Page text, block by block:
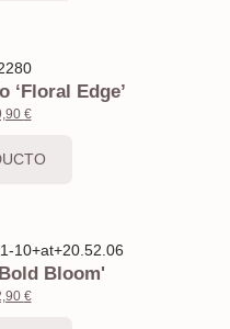
‘Floral Edge’
€
Bloom'
€